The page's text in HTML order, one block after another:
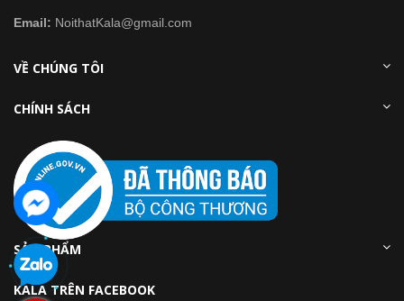
Email: NoithatKala@gmail.com
VỀ CHÚNG TÔI
CHÍNH SÁCH
SẢN PHẨM
KALA TRÊN FACEBOOK